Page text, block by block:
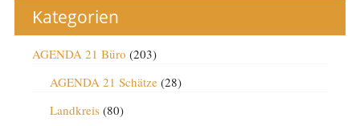
Kategorien
AGENDA 21 Büro (203)
AGENDA 21 Schätze(28)
Landkreis(80)